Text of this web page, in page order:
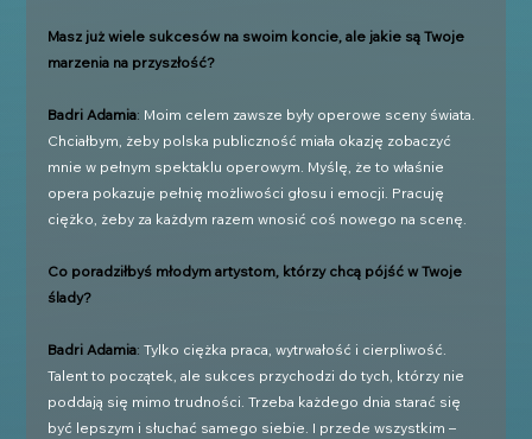
Masz już wiele sukcesów na swoim koncie, ale jakie są Twoje
marzenia na przyszłość?
Badri Adamia: Moim celem zawsze były operowe sceny świata.
Chciałbym, żeby polska publiczność miała okazję zobaczyć
mnie w pełnym spektaklu operowym. Myślę, że to właśnie
opera pokazuje pełnię możliwości głosu i emocji. Pracuję
ciężko, żeby za każdym razem wnosić coś nowego na scenę.
Co poradziłbyś młodym artystom, którzy chcą pójść w Twoje
ślady?
Badri Adamia: Tylko ciężka praca, wytrwałość i cierpliwość.
Talent to początek, ale sukces przychodzi do tych, którzy nie
poddają się mimo trudności. Trzeba każdego dnia starać się
być lepszym i słuchać samego siebie. I przede wszystkim –